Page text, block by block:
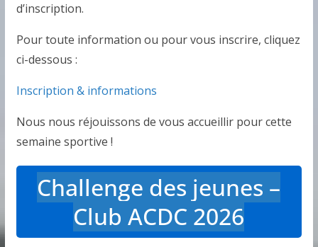
d’inscription.
Pour toute information ou pour vous inscrire, cliquez
ci-dessous :
Inscription & informations
Nous nous réjouissons de vous accueillir pour cette
semaine sportive !
Challenge des jeunes –
Club ACDC 2026